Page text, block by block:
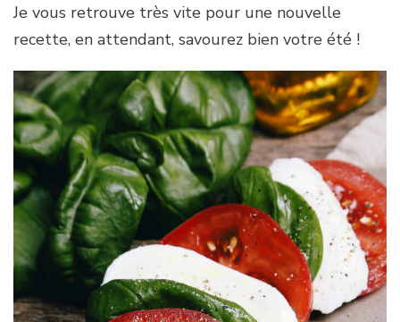
Je vous retrouve très vite pour une nouvelle
recette, en attendant, savourez bien votre été !